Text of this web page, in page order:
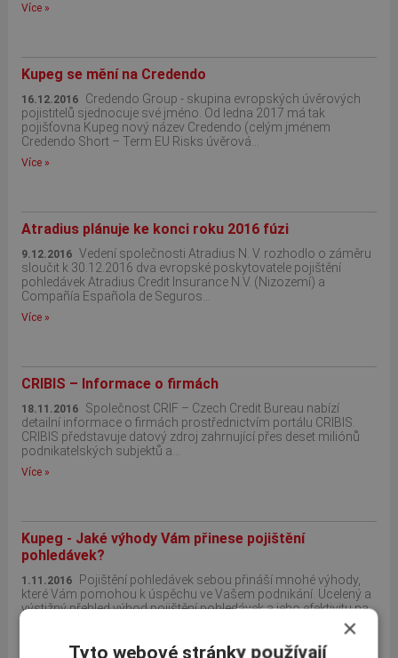
Více »
Kupeg se mění na Credendo
16.12.2016
Credendo Group - skupina evropských úvěrových
pojistitelů sjednocuje své jméno. Od ledna 2017 má tak
pojišťovna Kupeg nový název Credendo (celým jménem
Credendo Short – Term EU Risks úvěrová...
Více »
Atradius plánuje ke konci roku 2016 fúzi
9.12.2016 Vedení společnosti Atradius N. V. rozhodlo o záměru
sloučit k 30.12.2016 dva evropské poskytovatele pojištění
pohledávek Atradius Credit Insurance N.V. (Nizozemí) a
Compañía Española de Seguros...
Více »
CRIBIS – Informace o firmách
18.11.2016
Společnost CRIF – Czech Credit Bureau nabízí
detailní informace o firmách prostřednictvím portálu CRIBIS.
CRIBIS představuje datový zdroj zahrnující přes deset miliónů
podnikatelských subjektů a...
Více »
Kupeg - Jaké výhody Vám přinese pojištění
pohledávek?
1.11.2016
Pojištění pohledávek sebou přináší mnohé výhody,
které Vám pomohou k úspěchu ve Vašem podnikání. Ucelený a
výstižný přehled výhod pojištění pohledávek a jeho efektivitu na
×
Tyto webové stránky používají